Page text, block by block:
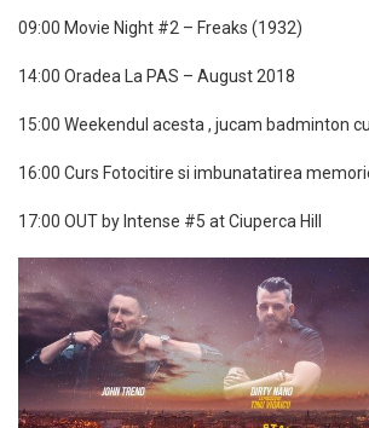
09:00 Movie Night #2 – Freaks (1932)
14:00 Oradea La PAS – August 2018
15:00 Weekendul acesta , jucam badminton
16:00 Curs Fotocitire si imbunatatirea
17:00 OUT by Intense #5 at Ciuperca Hill